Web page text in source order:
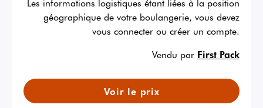
géographique de votre boulangerie, vous devez
vous connecter ou créer un compte.
Vendu par First Pack
Voir le prix